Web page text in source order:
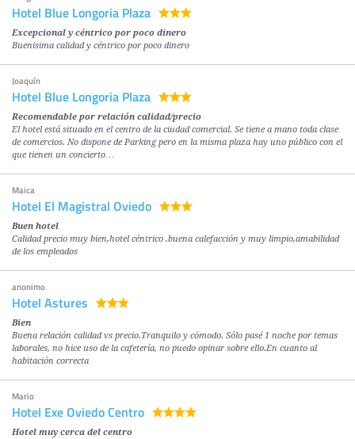
Hotel Blue Longoria Plaza
Excepcional y céntrico por poco dinero
Buenisima calidad y céntrico por poco dinero
Joaquín
Hotel Blue Longoria Plaza
Recomendable por relación calidad/precio
El hotel está situado en el centro de la ciudad comercial. Se tiene a mano toda clase
de comercios. No dispone de Parking pero en la misma plaza hay uno público con el
que tienen un concierto…
Maica
Hotel El Magistral Oviedo
Buen hotel
Calidad precio muy bien,hotel céntrico ,buena calefacción y muy limpio,amabilidad
de los empleados
anonimo
Hotel Astures
Bien
Buena relación calidad vs precio.Tranquilo y cómodo. Sólo pasé 1 noche por temas
laborales, no hice uso de la cafetería, no puedo opinar sobre ello.En cuanto al
habitación correcta
Mario
Hotel Exe Oviedo Centro
Hotel muy cerca del centro